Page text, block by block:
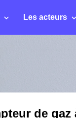
Les acteurs